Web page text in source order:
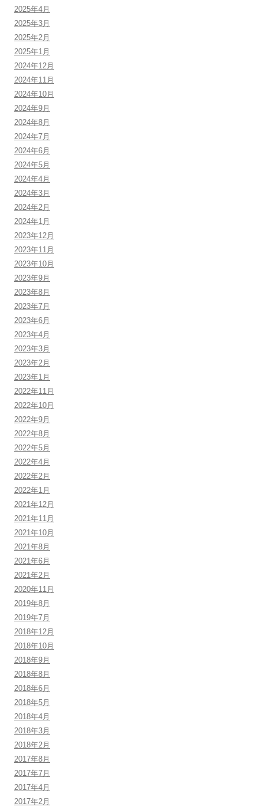
2025年4月
2025年3月
2025年2月
2025年1月
2024年12月
2024年11月
2024年10月
2024年9月
2024年8月
2024年7月
2024年6月
2024年5月
2024年4月
2024年3月
2024年2月
2024年1月
2023年12月
2023年11月
2023年10月
2023年9月
2023年8月
2023年7月
2023年6月
2023年4月
2023年3月
2023年2月
2023年1月
2022年11月
2022年10月
2022年9月
2022年8月
2022年5月
2022年4月
2022年2月
2022年1月
2021年12月
2021年11月
2021年10月
2021年8月
2021年6月
2021年2月
2020年11月
2019年8月
2019年7月
2018年12月
2018年10月
2018年9月
2018年8月
2018年6月
2018年5月
2018年4月
2018年3月
2018年2月
2017年8月
2017年7月
2017年4月
2017年2月